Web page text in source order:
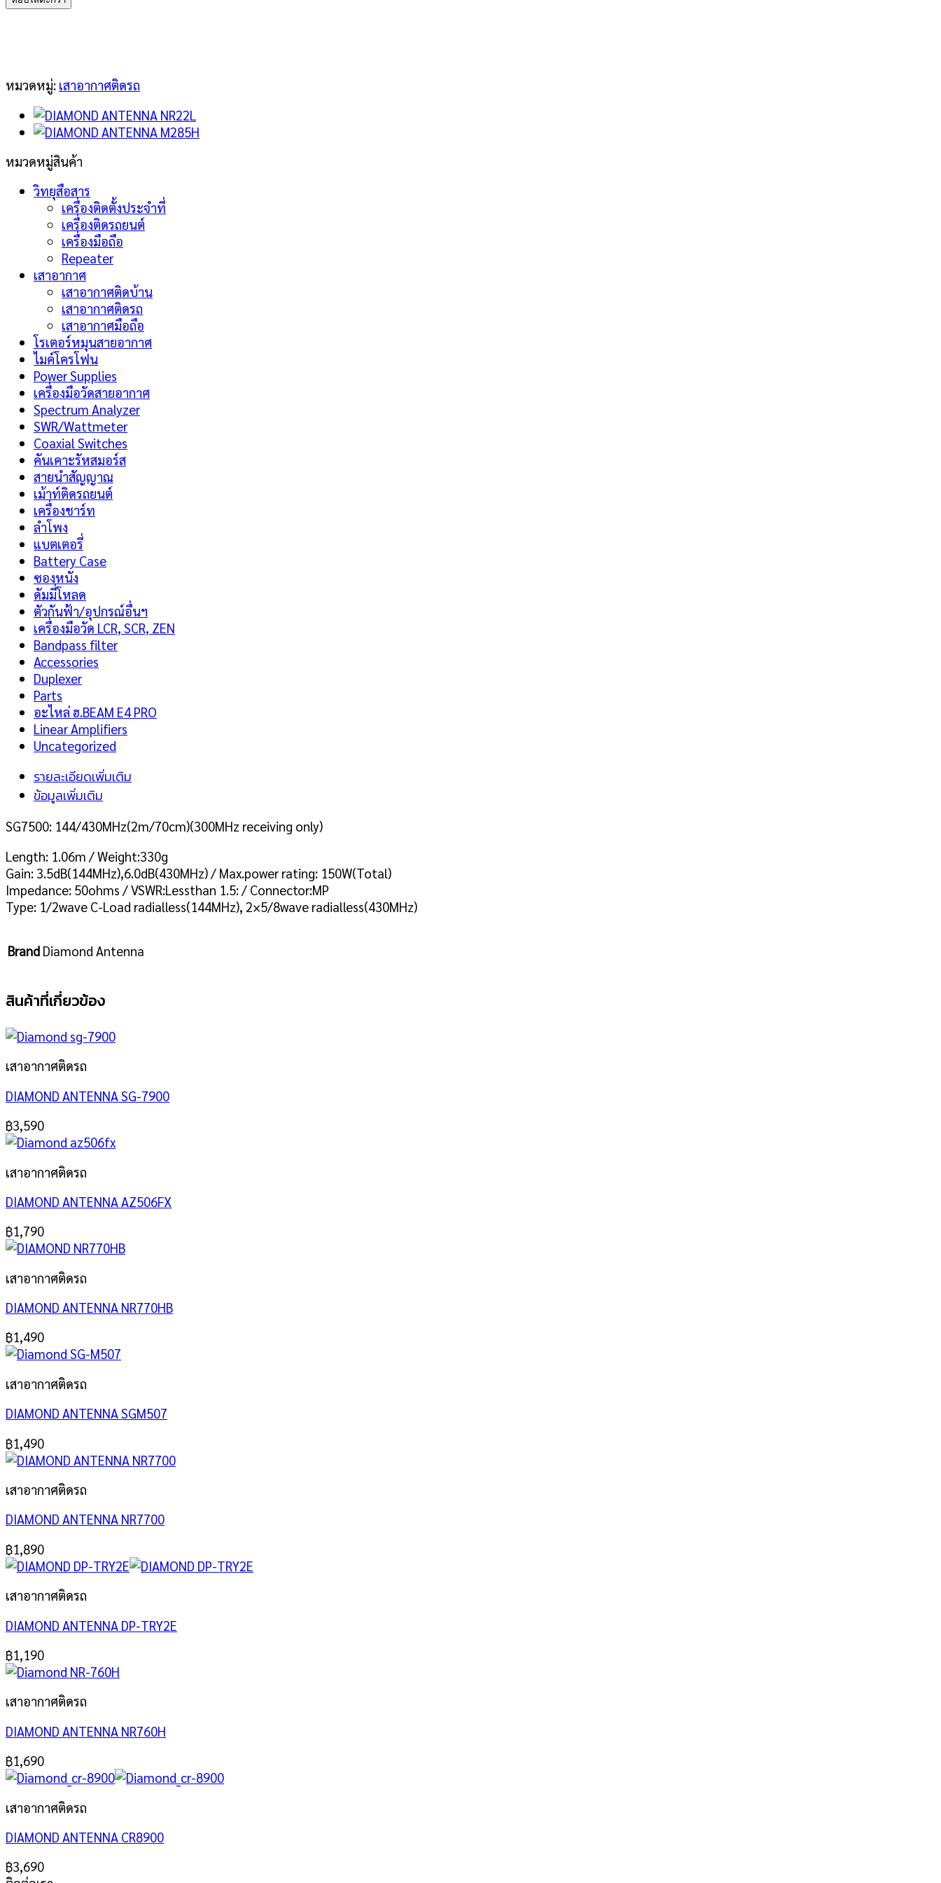
ANTENNA
หมวดหมู่: เสาอากาศติดรถ
หมวดหมู่สินค้า
วิทยุสือสาร
เครื่องติดตั้งประจำที่
เครื่องติดรถยนต์
เครื่องมือถือ
Repeater
เสาอากาศ
เสาอากาศติดบ้าน
เสาอากาศติดรถ
เสาอากาศมือถือ
โรเตอร์หมุนสายอากาศ
ไมค์โครโฟน
Power Supplies
เครื่องมือวัดสายอากาศ
Spectrum Analyzer
SWR/Wattmeter
Coaxial Switches
คันเคาะรัหสมอร์ส
สายนำสัญญาณ
เม้าท์ติดรถยนต์
เครื่องชาร์ท
ลำโพง
แบตเตอรี่
Battery Case
ซองหนัง
ดัมมี่โหลด
ตัวกันฟ้า/อุปกรณ์อื่นฯ
เครื่องมือวัด LCR, SCR, ZEN
Bandpass filter
Accessories
Duplexer
Parts
อะไหล่ ฮ.BEAM E4 PRO
Linear Amplifiers
Uncategorized
รายละเอียดเพิ่มเติม
ข้อมูลเพิ่มเติม
SG7500: 144/430MHz(2m/70cm)(300MHz receiving only)
Length: 1.06m / Weight:330g
Gain: 3.5dB(144MHz),6.0dB(430MHz) / Max.power rating: 150W(Total)
Impedance: 50ohms / VSWR:Lessthan 1.5: / Connector:MP
Type: 1/2wave C-Load radialless(144MHz), 2×5/8wave radialless(430MHz)
Brand Diamond Antenna
สินค้าที่เกี่ยวข้อง
เสาอากาศติดรถ
DIAMOND ANTENNA SG-7900
฿3,590
เสาอากาศติดรถ
DIAMOND ANTENNA AZ506FX
฿1,790
เสาอากาศติดรถ
DIAMOND ANTENNA NR770HB
฿1,490
เสาอากาศติดรถ
DIAMOND ANTENNA SGM507
฿1,490
เสาอากาศติดรถ
DIAMOND ANTENNA NR7700
฿1,890
เสาอากาศติดรถ
DIAMOND ANTENNA DP-TRY2E
฿1,190
เสาอากาศติดรถ
DIAMOND ANTENNA NR760H
฿1,690
เสาอากาศติดรถ
DIAMOND ANTENNA CR8900
฿3,690